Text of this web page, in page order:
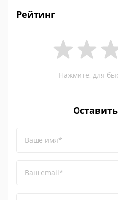
Рейтинг
Нажмите, для
Ваше имя*
Ваш email*